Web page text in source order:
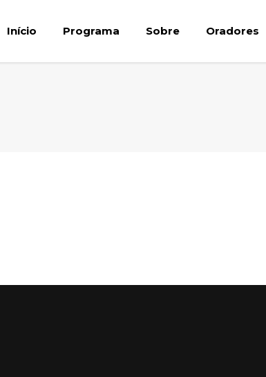
Início Programa Sobre Oradores